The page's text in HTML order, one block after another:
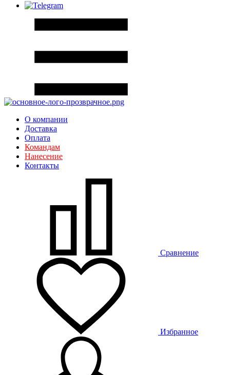
О компании
Доставка
Оплата
Командам
Нанесение
Контакты
Сравнение
Избранное